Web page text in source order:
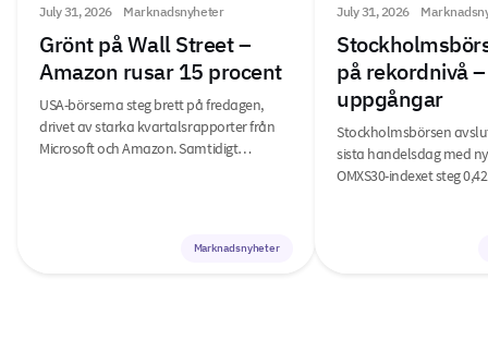
July 31, 2026 Marknadsnyheter
Grönt på Wall Street –
Amazon rusar 15 procent
USA-börserna steg brett på fredagen,
drivet av starka kvartalsrapporter från
Microsoft och Amazon. Samtidigt…
Marknadsnyheter
July 31, 2026
på rekordnivå
uppgångar
Stockholmsbörsen
sista handelsdag med
OMXS30-indexet steg